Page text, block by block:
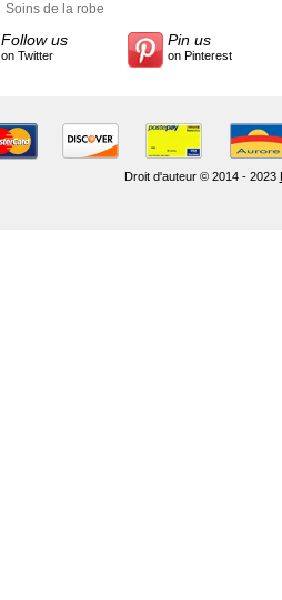
Soins de la robe
Follow us
on Twitter
Pin us
on Pinterest
Droit d'auteur © 2014 - 2023